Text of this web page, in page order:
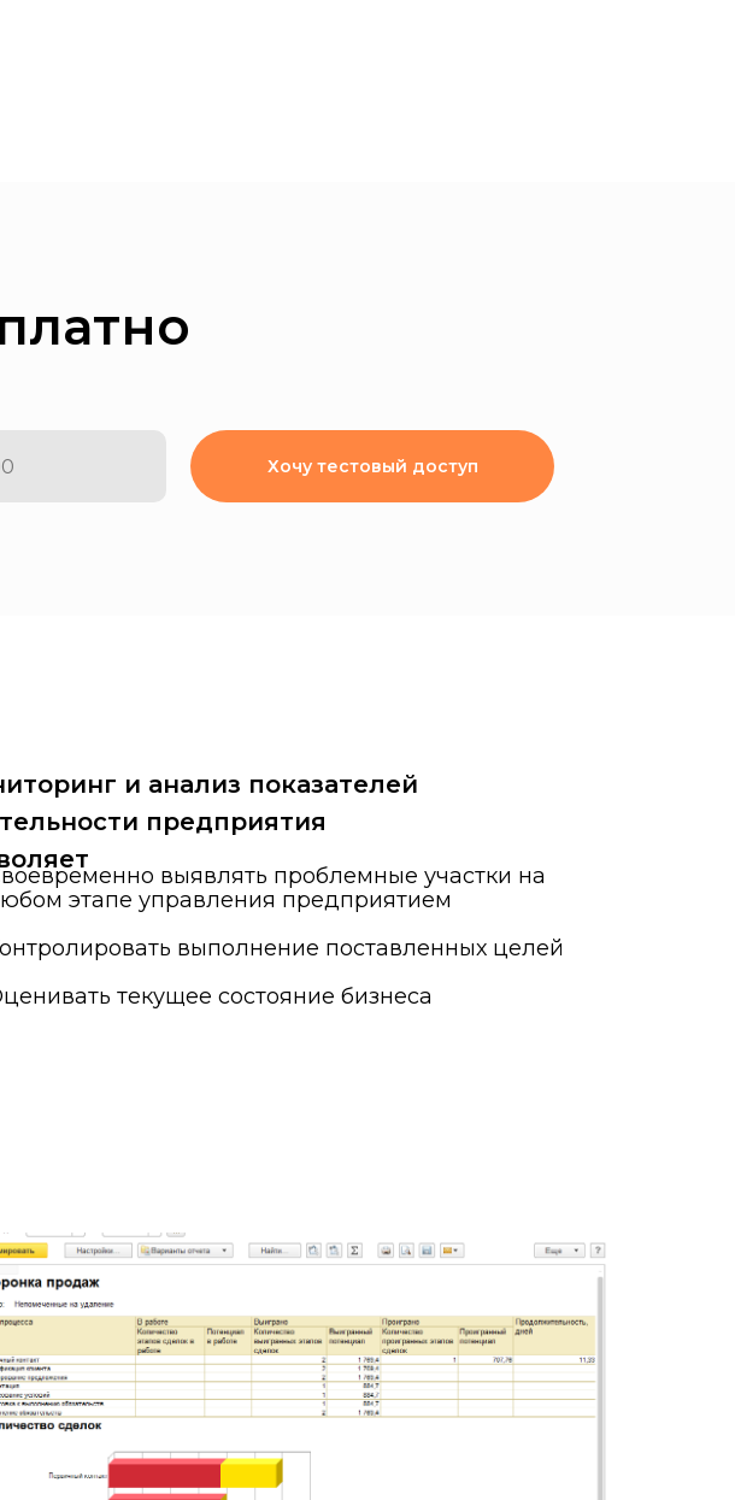
Хочу тестовый доступ
выявлять проблемные участки на
этапе управления предприятием
выполнение поставленных целей
текущее состояние бизнеса
и анализ показателей
предприятия